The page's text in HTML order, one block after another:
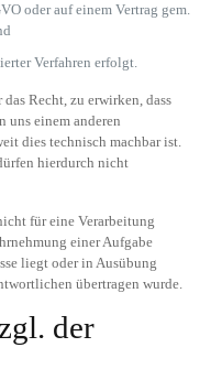
oder auf einem Vertrag gem.
Verfahren erfolgt.
Recht, zu erwirken, dass
uns einem anderen
dies technisch machbar ist.
hierdurch nicht
für eine Verarbeitung
einer Aufgabe
liegt oder in Ausübung
übertragen wurde.
der